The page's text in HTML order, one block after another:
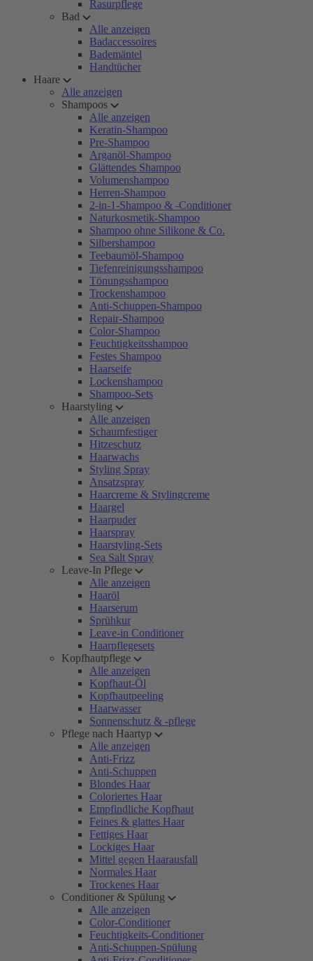
Rasurpflege
Bad
Alle anzeigen
Badaccessoires
Bademäntel
Handtücher
Haare
Alle anzeigen
Shampoos
Alle anzeigen
Keratin-Shampoo
Pre-Shampoo
Arganöl-Shampoo
Glättendes Shampoo
Volumenshampoo
Herren-Shampoo
2-in-1-Shampoo & -Conditioner
Naturkosmetik-Shampoo
Shampoo ohne Silikone & Co.
Silbershampoo
Teebaumöl-Shampoo
Tiefenreinigungsshampoo
Tönungsshampoo
Trockenshampoo
Anti-Schuppen-Shampoo
Repair-Shampoo
Color-Shampoo
Feuchtigkeitsshampoo
Festes Shampoo
Haarseife
Lockenshampoo
Shampoo-Sets
Haarstyling
Alle anzeigen
Schaumfestiger
Hitzeschutz
Haarwachs
Styling Spray
Ansatzspray
Haarcreme & Stylingcreme
Haargel
Haarpuder
Haarspray
Haarstyling-Sets
Sea Salt Spray
Leave-In Pflege
Alle anzeigen
Haaröl
Haarserum
Sprühkur
Leave-in Conditioner
Haarpflegesets
Kopfhautpflege
Alle anzeigen
Kopfhaut-Öl
Kopfhautpeeling
Haarwasser
Sonnenschutz & -pflege
Pflege nach Haartyp
Alle anzeigen
Anti-Frizz
Anti-Schuppen
Blondes Haar
Coloriertes Haar
Empfindliche Kopfhaut
Feines & glattes Haar
Fettiges Haar
Lockiges Haar
Mittel gegen Haarausfall
Normales Haar
Trockenes Haar
Conditioner & Spülung
Alle anzeigen
Color-Conditioner
Feuchtigkeits-Conditioner
Anti-Schuppen-Spülung